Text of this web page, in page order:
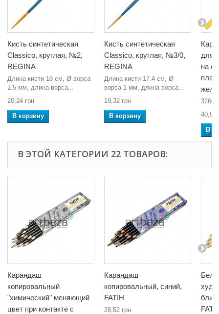
Кисть синтетическая
Classico, круглая, №2,
REGINA
Длина кисти 18 см, Ø ворса
2.5 мм, длина ворса...
20,24 грн
В корзину
Кисть синтетическая
Classico, круглая, №3/0,
REGINA
Длина кисти 17.4 см, Ø
ворса 1 мм, длина ворса...
19,32 грн
В корзину
для
на
3260
40,94
В
В ЭТОЙ КАТЕГОРИИ 22 ТОВАРОВ:
Карандаш
копировальный
"химический" меняющий
цвет при контакте с
Карандаш
копировальный, синий,
FATIH
28,52 грн